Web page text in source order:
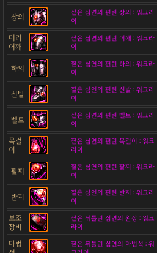
상의
짙은 심연의 편린 상의 : 워크라
이
머리
어깨
짙은 심연의 편린 어깨 : 워크라
이
하의
짙은 심연의 편린 하의 : 워크라
이
신발
짙은 심연의 편린 신발 : 워크라
이
벨트
짙은 심연의 편린 벨트 : 워크라
이
목걸
이
짙은 심연의 편린 목걸이 : 워크
라이
팔찌
짙은 심연의 편린 팔찌 : 워크라
이
반지
짙은 심연의 편린 반지 : 워크라
이
보조
장비
짙은 뒤틀린 심연의 완장 : 워크
라이
마법
짙은 뒤틀린 심연의 마법석 : 워